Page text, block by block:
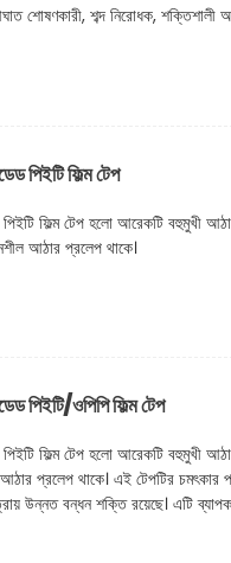
শোষণকারী, শব্দ নিরোধক,
পিইটি ফিল্ম টেপ
ফিল্ম টেপ হলো আরেকটি বহুমুখী
আঠার প্রলেপ থাকে।
পিইটি/ওপিপি ফিল্ম টেপ
ফিল্ম টেপ হলো আরেকটি বহুমুখী
প্রলেপ থাকে। এই টেপটির চমৎকার
উন্নত বন্ধন শক্তি রয়েছে। এটি